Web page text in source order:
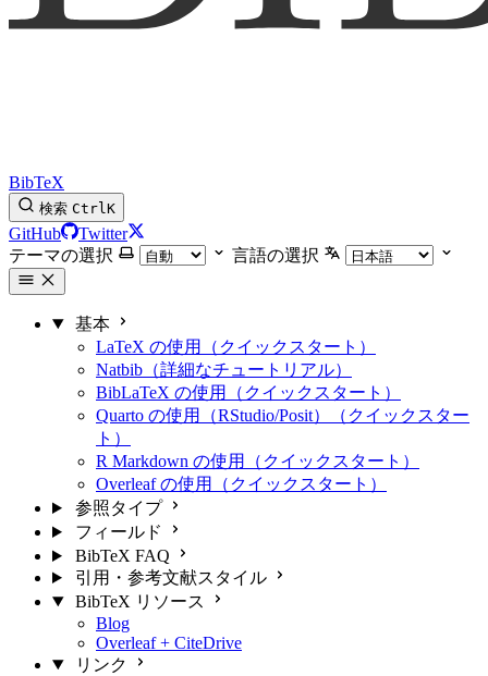
BibTeX
検索 CtrlK
GitHub
Twitter
テーマの選択
言語の選択
基本
LaTeX の使用（クイックスタート）
Natbib（詳細なチュートリアル）
BibLaTeX の使用（クイックスタート）
Quarto の使用（RStudio/Posit）（クイックスター
ト）
R Markdown の使用（クイックスタート）
Overleaf の使用（クイックスタート）
参照タイプ
フィールド
BibTeX FAQ
引用・参考文献スタイル
BibTeX リソース
Blog
Overleaf + CiteDrive
リンク